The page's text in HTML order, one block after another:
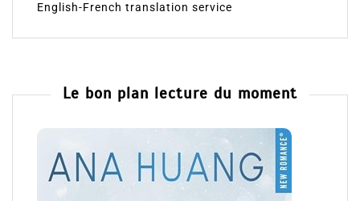
English-French translation service
Le bon plan lecture du moment